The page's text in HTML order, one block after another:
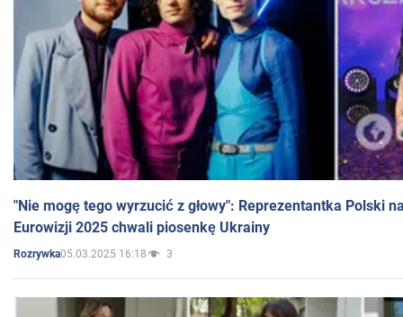
"Nie mogę tego wyrzucić z głowy": Reprezentantka Polski
Eurowizji 2025 chwali piosenkę Ukrainy
Rozrywka05.03.2025 16:18 3